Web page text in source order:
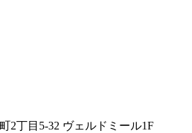
2丁目5-32 ヴェルドミール1F